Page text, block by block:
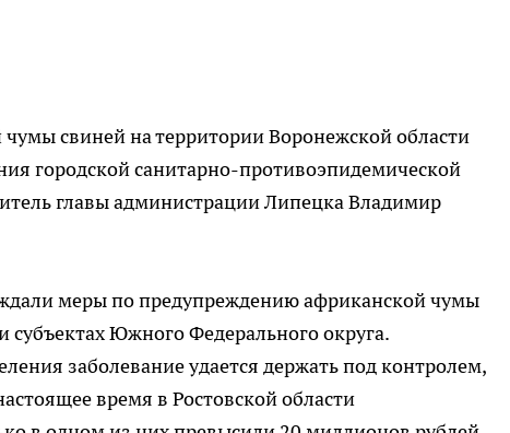
свиней на территории Воронежской области
городской санитарно-противоэпидемической
главы администрации Липецка Владимир
меры по предупреждению африканской чумы
субъектах Южного Федерального округа.
заболевание удается держать под контролем,
время в Ростовской области